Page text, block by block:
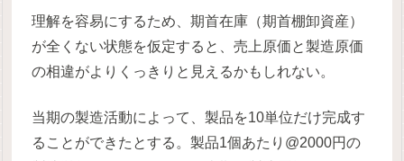
理解を容易にするため、期首在庫（期首棚卸資産）
が全くない状態を仮定すると、売上原価と製造原価
の相違がよりくっきりと見えるかもしれない。
当期の製造活動によって、製品を10単位だけ完成す
ることができたとする。製品1個あたり@2000円の